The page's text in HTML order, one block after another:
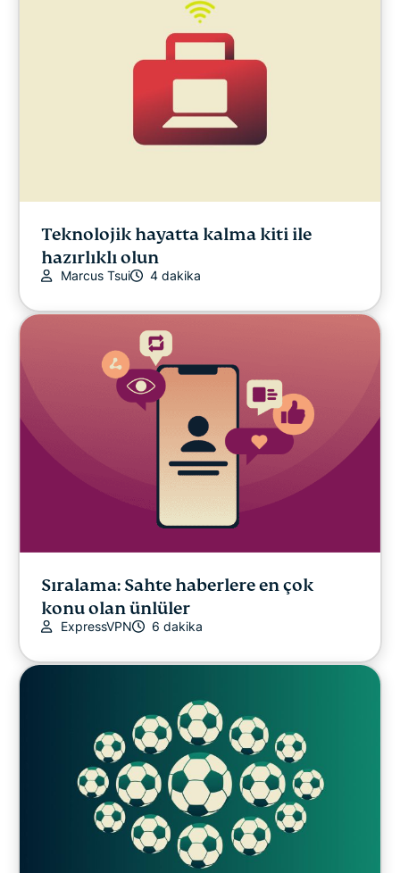
İpuçları & Püf Noktaları
Teknolojik hayatta kalma kiti ile
hazırlıklı olun
Marcus Tsui 4 dakika
Sıralama: Sahte haberlere en çok
konu olan ünlüler
ExpressVPN 6 dakika